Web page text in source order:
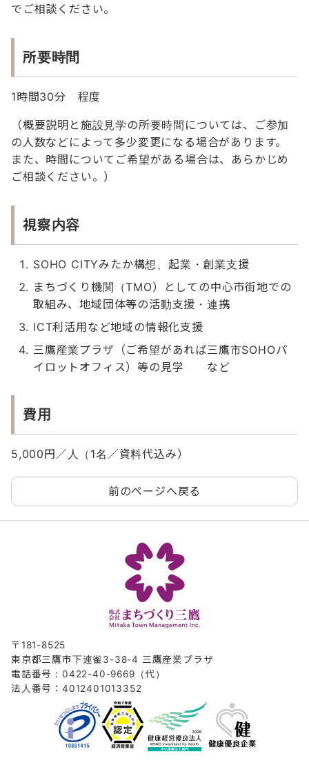
でご相談ください。
所要時間
1時間30分 程度
（概要説明と施設見学の所要時間については、ご参加
の人数などによって多少変更になる場合があります。
また、時間についてご希望がある場合は、あらかじめ
ご相談ください。）
視察内容
SOHO CITYみたか構想、起業・創業支援
まちづくり機関（TMO）としての中心市街地での
取組み、地域団体等の活動支援・連携
ICT利活用など地域の情報化支援
三鷹産業プラザ（ご希望があれば三鷹市SOHOパ
イロットオフィス）等の見学 など
費用
5,000円／人（1名／資料代込み）
前のページへ戻る
〒181-8525
東京都三鷹市下連雀3-38-4 三鷹産業プラザ
電話番号：0422-40-9669（代）
法人番号：4012401013352